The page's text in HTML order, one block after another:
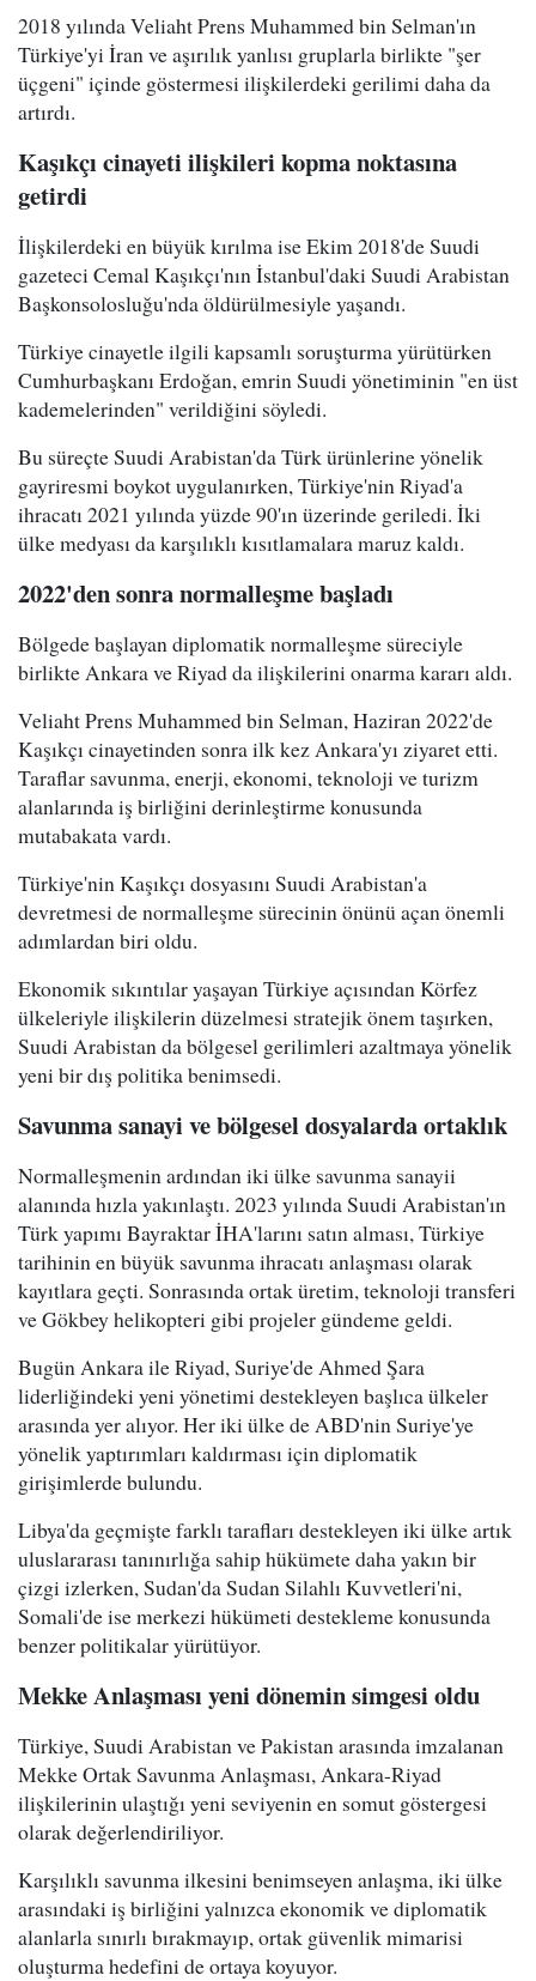
2018 yılında Veliaht Prens Muhammed bin Selman'ın
Türkiye'yi İran ve aşırılık yanlısı gruplarla birlikte "şer
üçgeni" içinde göstermesi ilişkilerdeki gerilimi daha da
artırdı.
Kaşıkçı cinayeti ilişkileri kopma noktasına
getirdi
İlişkilerdeki en büyük kırılma ise Ekim 2018'de Suudi
gazeteci Cemal Kaşıkçı'nın İstanbul'daki Suudi Arabistan
Başkonsolosluğu'nda öldürülmesiyle yaşandı.
Türkiye cinayetle ilgili kapsamlı soruşturma yürütürken
Cumhurbaşkanı Erdoğan, emrin Suudi yönetiminin "en üst
kademelerinden" verildiğini söyledi.
Bu süreçte Suudi Arabistan'da Türk ürünlerine yönelik
gayriresmi boykot uygulanırken, Türkiye'nin Riyad'a
ihracatı 2021 yılında yüzde 90'ın üzerinde geriledi. İki
ülke medyası da karşılıklı kısıtlamalara maruz kaldı.
2022'den sonra normalleşme başladı
Bölgede başlayan diplomatik normalleşme süreciyle
birlikte Ankara ve Riyad da ilişkilerini onarma kararı aldı.
Veliaht Prens Muhammed bin Selman, Haziran 2022'de
Kaşıkçı cinayetinden sonra ilk kez Ankara'yı ziyaret etti.
Taraflar savunma, enerji, ekonomi, teknoloji ve turizm
alanlarında iş birliğini derinleştirme konusunda
mutabakata vardı.
Türkiye'nin Kaşıkçı dosyasını Suudi Arabistan'a
devretmesi de normalleşme sürecinin önünü açan önemli
adımlardan biri oldu.
Ekonomik sıkıntılar yaşayan Türkiye açısından Körfez
ülkeleriyle ilişkilerin düzelmesi stratejik önem taşırken,
Suudi Arabistan da bölgesel gerilimleri azaltmaya yönelik
yeni bir dış politika benimsedi.
Savunma sanayi ve bölgesel dosyalarda ortaklık
Normalleşmenin ardından iki ülke savunma sanayii
alanında hızla yakınlaştı. 2023 yılında Suudi Arabistan'ın
Türk yapımı Bayraktar İHA'larını satın alması, Türkiye
tarihinin en büyük savunma ihracatı anlaşması olarak
kayıtlara geçti. Sonrasında ortak üretim, teknoloji transferi
ve Gökbey helikopteri gibi projeler gündeme geldi.
Bugün Ankara ile Riyad, Suriye'de Ahmed Şara
liderliğindeki yeni yönetimi destekleyen başlıca ülkeler
arasında yer alıyor. Her iki ülke de ABD'nin Suriye'ye
yönelik yaptırımları kaldırması için diplomatik
girişimlerde bulundu.
Libya'da geçmişte farklı tarafları destekleyen iki ülke artık
uluslararası tanınırlığa sahip hükümete daha yakın bir
çizgi izlerken, Sudan'da Sudan Silahlı Kuvvetleri'ni,
Somali'de ise merkezi hükümeti destekleme konusunda
benzer politikalar yürütüyor.
Mekke Anlaşması yeni dönemin simgesi oldu
Türkiye, Suudi Arabistan ve Pakistan arasında imzalanan
Mekke Ortak Savunma Anlaşması, Ankara-Riyad
ilişkilerinin ulaştığı yeni seviyenin en somut göstergesi
olarak değerlendiriliyor.
Karşılıklı savunma ilkesini benimseyen anlaşma, iki ülke
arasındaki iş birliğini yalnızca ekonomik ve diplomatik
alanlarla sınırlı bırakmayıp, ortak güvenlik mimarisi
oluşturma hedefini de ortaya koyuyor.